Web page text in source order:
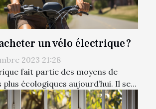
un vélo électrique ?
2023 21:28
fait partie des moyens de
écologiques aujourd’hui. Il se...